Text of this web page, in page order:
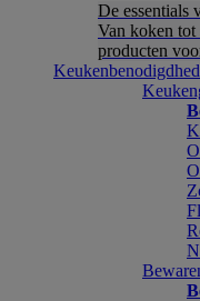
De essentials
Van koken tot
producten